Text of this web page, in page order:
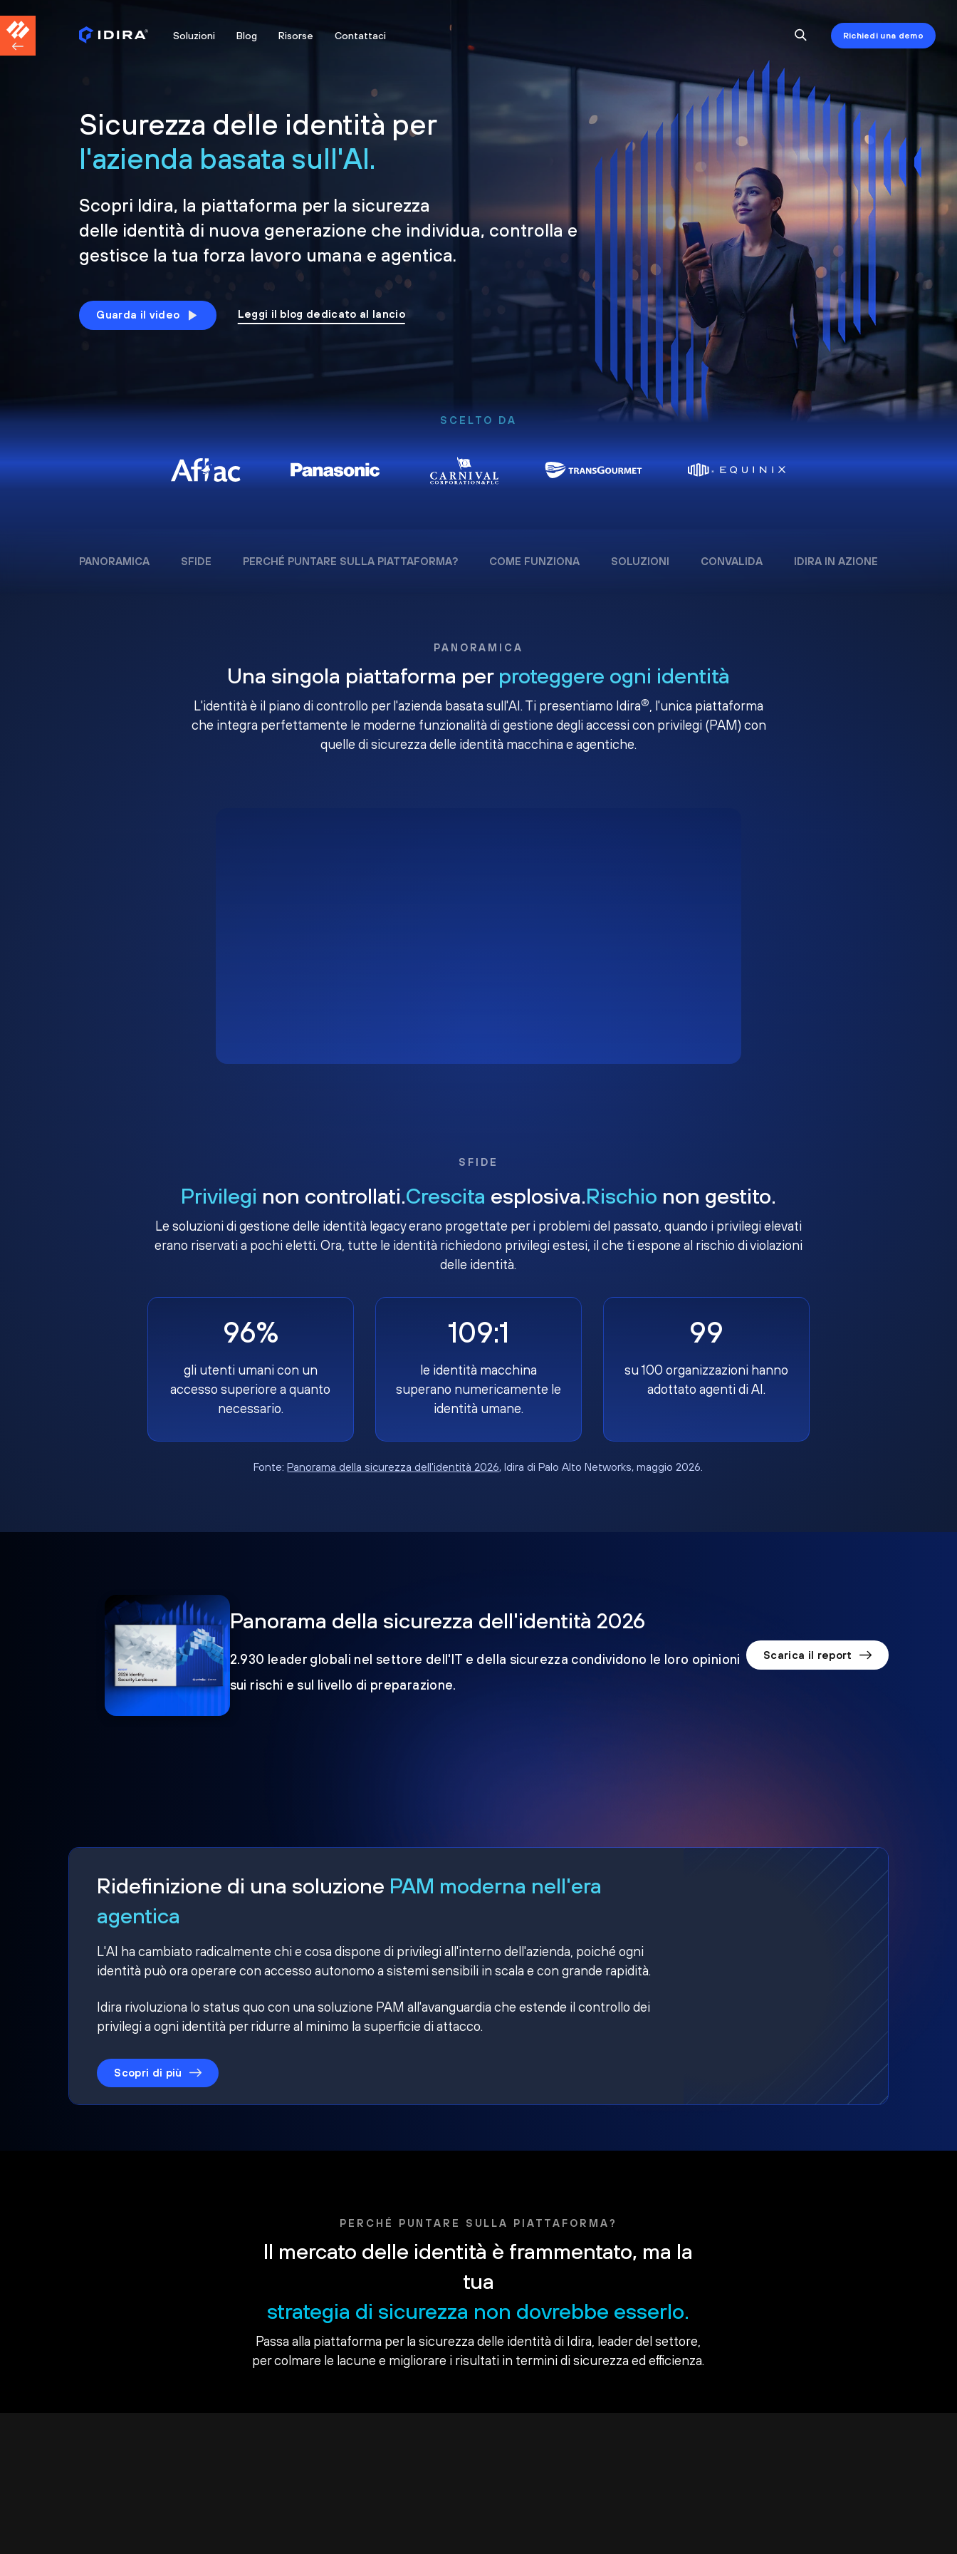
Soluzioni Blog Risorse Contattaci Richiedi una demo
Sicurezza delle identità per
l'azienda basata sull'AI.
Scopri Idira, la piattaforma per la sicurezza
delle identità di nuova generazione che individua, controlla e
gestisce la tua forza lavoro umana e agentica.
Guarda il video Leggi il blog dedicato al lancio
SCELTO DA
PANORAMICA SFIDE PERCHÉ PUNTARE SULLA PIATTAFORMA? COME FUNZIONA SOLUZIONI CONVALIDA IDIRA IN AZIONE
PANORAMICA
Una singola piattaforma per proteggere ogni identità
L'identità è il piano di controllo per l'azienda basata sull'AI. Ti presentiamo Idira®, l'unica piattaforma
che integra perfettamente le moderne funzionalità di gestione degli accessi con privilegi (PAM) con
quelle di sicurezza delle identità macchina e agentiche.
SFIDE
Privilegi non controllati.Crescita esplosiva.Rischio non gestito.
Le soluzioni di gestione delle identità legacy erano progettate per i problemi del passato, quando i privilegi elevati
erano riservati a pochi eletti. Ora, tutte le identità richiedono privilegi estesi, il che ti espone al rischio di violazioni
delle identità.
96%
gli utenti umani con un
accesso superiore a quanto
necessario.
109:1
le identità macchina
superano numericamente le
identità umane.
99
su 100 organizzazioni hanno
adottato agenti di AI.
Fonte:Panorama della sicurezza dell'identità 2026, Idira di Palo Alto Networks, maggio 2026.
Panorama della sicurezza dell'identità 2026
2.930 leader globali nel settore dell'IT e della sicurezza condividono le loro opinioni
sui rischi e sul livello di preparazione.
Scarica il report
Ridefinizione di una soluzione PAM moderna nell'era
agentica
L'AI ha cambiato radicalmente chi e cosa dispone di privilegi all'interno dell'azienda, poiché ogni
identità può ora operare con accesso autonomo a sistemi sensibili in scala e con grande rapidità.
Idira rivoluziona lo status quo con una soluzione PAM all'avanguardia che estende il controllo dei
privilegi a ogni identità per ridurre al minimo la superficie di attacco.
Scopri di più
PERCHÉ PUNTARE SULLA PIATTAFORMA?
Il mercato delle identità è frammentato, ma la
tua
strategia di sicurezza non dovrebbe esserlo.
Passa alla piattaforma per la sicurezza delle identità di Idira, leader del settore,
per colmare le lacune e migliorare i risultati in termini di sicurezza ed efficienza.